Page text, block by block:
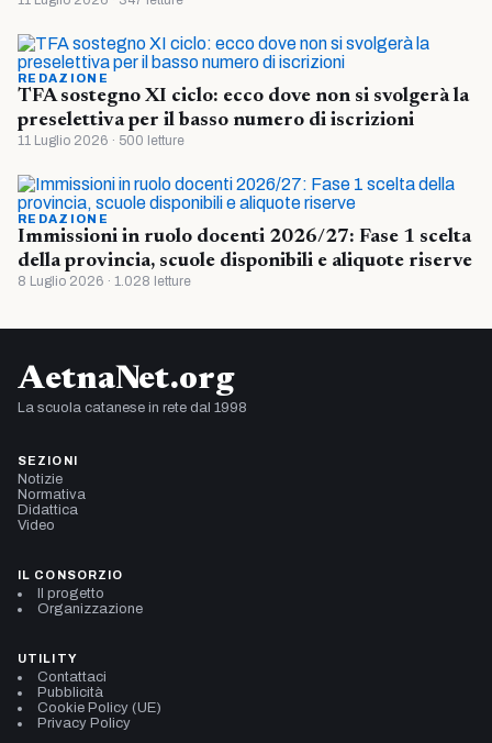
REDAZIONE
TFA sostegno XI ciclo: ecco dove non si svolgerà la
preselettiva per il basso numero di iscrizioni
11 Luglio 2026 · 500 letture
REDAZIONE
Immissioni in ruolo docenti 2026/27: Fase 1 scelta
della provincia, scuole disponibili e aliquote riserve
8 Luglio 2026 · 1.028 letture
AetnaNet.org
La scuola catanese in rete dal 1998
SEZIONI
Notizie
Normativa
Didattica
Video
IL CONSORZIO
Il progetto
Organizzazione
UTILITY
Contattaci
Pubblicità
Cookie Policy (UE)
Privacy Policy